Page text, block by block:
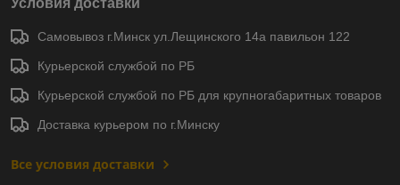
Самовывоз г.Минск ул.Лещинского 14а павильон 122
Курьерской службой по РБ
Курьерской службой по РБ для крупногабаритных товаров
Доставка курьером по г.Минску
Все условия доставки